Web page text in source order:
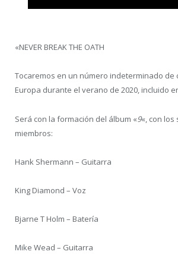
«NEVER BREAK THE OATH
Tocaremos en un número indeterminado de
Europa durante el verano de 2020, incluido
Será con la formación del álbum «9«, con los
miembros:
Hank Shermann – Guitarra
King Diamond – Voz
Bjarne T Holm – Batería
Mike Wead – Guitarra